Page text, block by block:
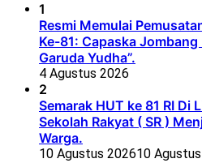
1
Resmi Memulai
Ke-81: Capaska
Garuda Yudha”.
4 Agustus 2026
2
Semarak HUT ke 81 RI Di
Sekolah Rakyat ( SR )
Warga.
10 Agustus 202610